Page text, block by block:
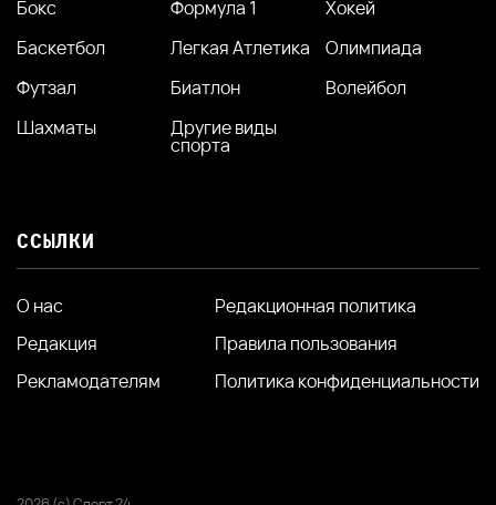
Бокс
Формула 1
Хокей
Баскетбол
Легкая Атлетика
Олимпиада
Футзал
Биатлон
Волейбол
Шахматы
Другие виды
спорта
ССЫЛКИ
О нас
Редакция
Рекламодателям
Редакционная политика
Правила пользования
Политика конфиденциальности